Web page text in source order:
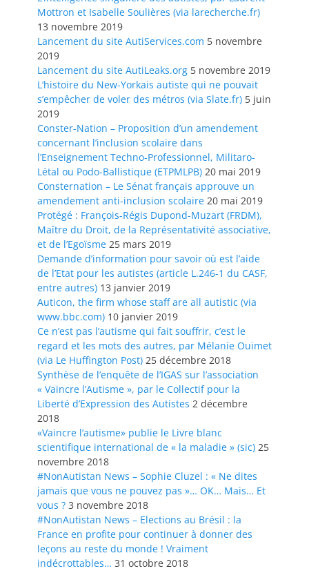
Mottron et Isabelle Soulières (via larecherche.fr)
13 novembre 2019
Lancement du site AutiServices.com 5 novembre
2019
Lancement du site AutiLeaks.org 5 novembre 2019
L’histoire du New-Yorkais autiste qui ne pouvait
s’empêcher de voler des métros (via Slate.fr) 5 juin
2019
Conster-Nation – Proposition d’un amendement
concernant l’inclusion scolaire dans
l’Enseignement Techno-Professionnel, Militaro-
Létal ou Podo-Ballistique (ETPMLPB) 20 mai 2019
Consternation – Le Sénat français approuve un
amendement anti-inclusion scolaire 20 mai 2019
Protégé : François-Régis Dupond-Muzart (FRDM),
Maître du Droit, de la Représentativité associative,
et de l’Egoïsme 25 mars 2019
Demande d’information pour savoir où est l’aide
de l’Etat pour les autistes (article L.246-1 du CASF,
entre autres) 13 janvier 2019
Auticon, the firm whose staff are all autistic (via
www.bbc.com) 10 janvier 2019
Ce n’est pas l’autisme qui fait souffrir, c’est le
regard et les mots des autres, par Mélanie Ouimet
(via Le Huffington Post) 25 décembre 2018
Synthèse de l’enquête de l’IGAS sur l’association
« Vaincre l’Autisme », par le Collectif pour la
Liberté d’Expression des Autistes 2 décembre
2018
«Vaincre l’autisme» publie le Livre blanc
scientifique international de « la maladie » (sic) 25
novembre 2018
#NonAutistan News – Sophie Cluzel : « Ne dites
jamais que vous ne pouvez pas »… OK… Mais… Et
vous ? 3 novembre 2018
#NonAutistan News – Elections au Brésil : la
France en profite pour continuer à donner des
leçons au reste du monde ! Vraiment
indécrottables… 31 octobre 2018